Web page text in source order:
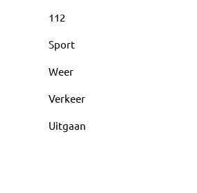
112
Sport
Weer
Verkeer
Uitgaan